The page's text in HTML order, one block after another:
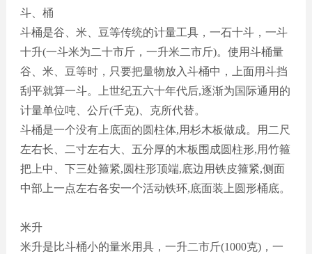
斗、桶
斗桶是谷、米、豆等传统的计量工具，一石十斗，一斗
十升(一斗米为二十市斤，一升米二市斤)。使用斗桶量
谷、米、豆等时，只要把量物放入斗桶中，上面用斗挡
刮平就算一斗。上世纪五六十年代后,逐渐为国际通用的
计量单位吨、公斤(千克)、克所代替。
斗桶是一个没有上底面的圆柱体,用杉木板做成。用二尺
左右长、二寸左右大、五分厚的木板围成圆柱形,用竹箍
把上中、下三处箍紧,圆柱形顶端,底边用铁皮箍紧,侧面
中部上一点左右各安一个活动铁环,底面装上圆形桶底。
米升
米升是比斗桶小的量米用具，一升二市斤(1000克)，一